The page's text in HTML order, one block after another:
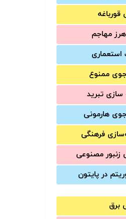
مهاجم
استعماری
ممنوع
سازی تبرید
هارمونی
فرهنگی
زنبور مصنوعی
در پایتون
برق